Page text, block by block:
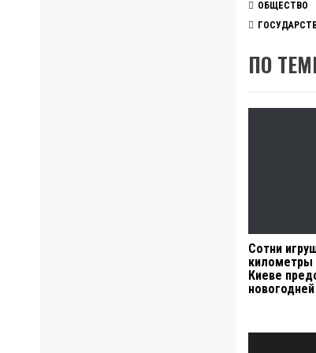
ОБЩЕСТВО
ПО
Сотни
километры
Киеве